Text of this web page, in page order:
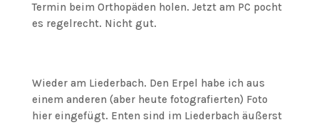
Termin beim Orthopäden holen. Jetzt am PC pocht
es regelrecht. Nicht gut.
Wieder am Liederbach. Den Erpel habe ich aus
einem anderen (aber heute fotografierten) Foto
hier eingefügt. Enten sind im Liederbach äußerst